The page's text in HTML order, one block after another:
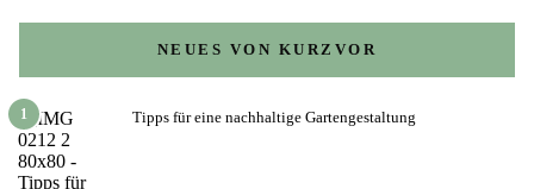
NEUES VON KURZVOR
1 Tipps für eine nachhaltige Gartengestaltung